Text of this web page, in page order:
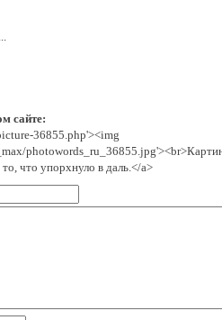
сайте:
36855.php'><img
что упорхнуло в даль.</a>